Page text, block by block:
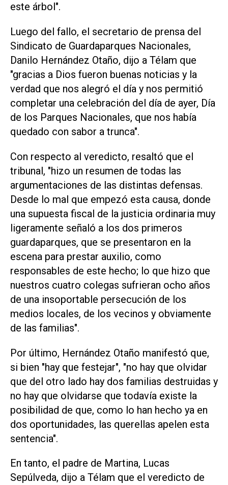
este árbol".
Luego del fallo, el secretario de prensa del
Sindicato de Guardaparques Nacionales,
Danilo Hernández Otaño, dijo a Télam que
"gracias a Dios fueron buenas noticias y la
verdad que nos alegró el día y nos permitió
completar una celebración del día de ayer, Día
de los Parques Nacionales, que nos había
quedado con sabor a trunca".
Con respecto al veredicto, resaltó que el
tribunal, "hizo un resumen de todas las
argumentaciones de las distintas defensas.
Desde lo mal que empezó esta causa, donde
una supuesta fiscal de la justicia ordinaria muy
ligeramente señaló a los dos primeros
guardaparques, que se presentaron en la
escena para prestar auxilio, como
responsables de este hecho; lo que hizo que
nuestros cuatro colegas sufrieran ocho años
de una insoportable persecución de los
medios locales, de los vecinos y obviamente
de las familias".
Por último, Hernández Otaño manifestó que,
si bien "hay que festejar", "no hay que olvidar
que del otro lado hay dos familias destruidas y
no hay que olvidarse que todavía existe la
posibilidad de que, como lo han hecho ya en
dos oportunidades, las querellas apelen esta
sentencia".
En tanto, el padre de Martina, Lucas
Sepúlveda, dijo a Télam que el veredicto de